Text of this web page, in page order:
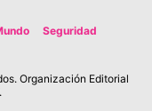
Seguridad
Organización Editorial